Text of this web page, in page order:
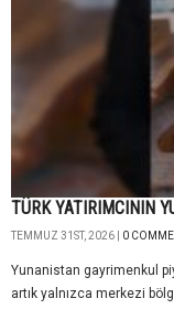
TÜRK YATIRIMCININ
TEMMUZ 31ST, 2026 | 0
Yunanistan gayrimenkul
artık yalnızca merkezi